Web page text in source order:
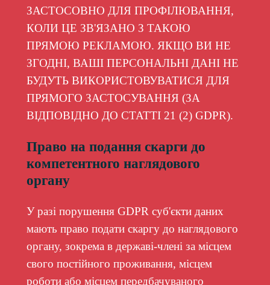
ЗАСТОСОВНО ДЛЯ ПРОФІЛЮВАННЯ,
КОЛИ ЦЕ ЗВ'ЯЗАНО З ТАКОЮ
ПРЯМОЮ РЕКЛАМОЮ. ЯКЩО ВИ НЕ
ЗГОДНІ, ВАШІ ПЕРСОНАЛЬНІ ДАНІ НЕ
БУДУТЬ ВИКОРИСТОВУВАТИСЯ ДЛЯ
ПРЯМОГО ЗАСТОСУВАННЯ (ЗА
ВІДПОВІДНО ДО СТАТТІ 21 (2) GDPR).
Право на подання скарги до
компетентного наглядового
органу
У разі порушення GDPR суб'єкти даних
мають право подати скаргу до наглядового
органу, зокрема в державі-члені за місцем
свого постійного проживання, місцем
роботи або місцем передбачуваного